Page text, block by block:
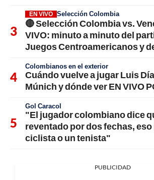
EN VIVO Selección Colombia
🔴 Selección Colombia vs.
VIVO: minuto a minuto del
Juegos Centroamericanos y
Colombianos en el exterior
Cuándo vuelve a jugar Luis
Múnich y dónde ver EN VIVO
Gol Caracol
"El jugador colombiano dice
reventado por dos fechas, eso
ciclista o un tenista"
PUBLICIDAD